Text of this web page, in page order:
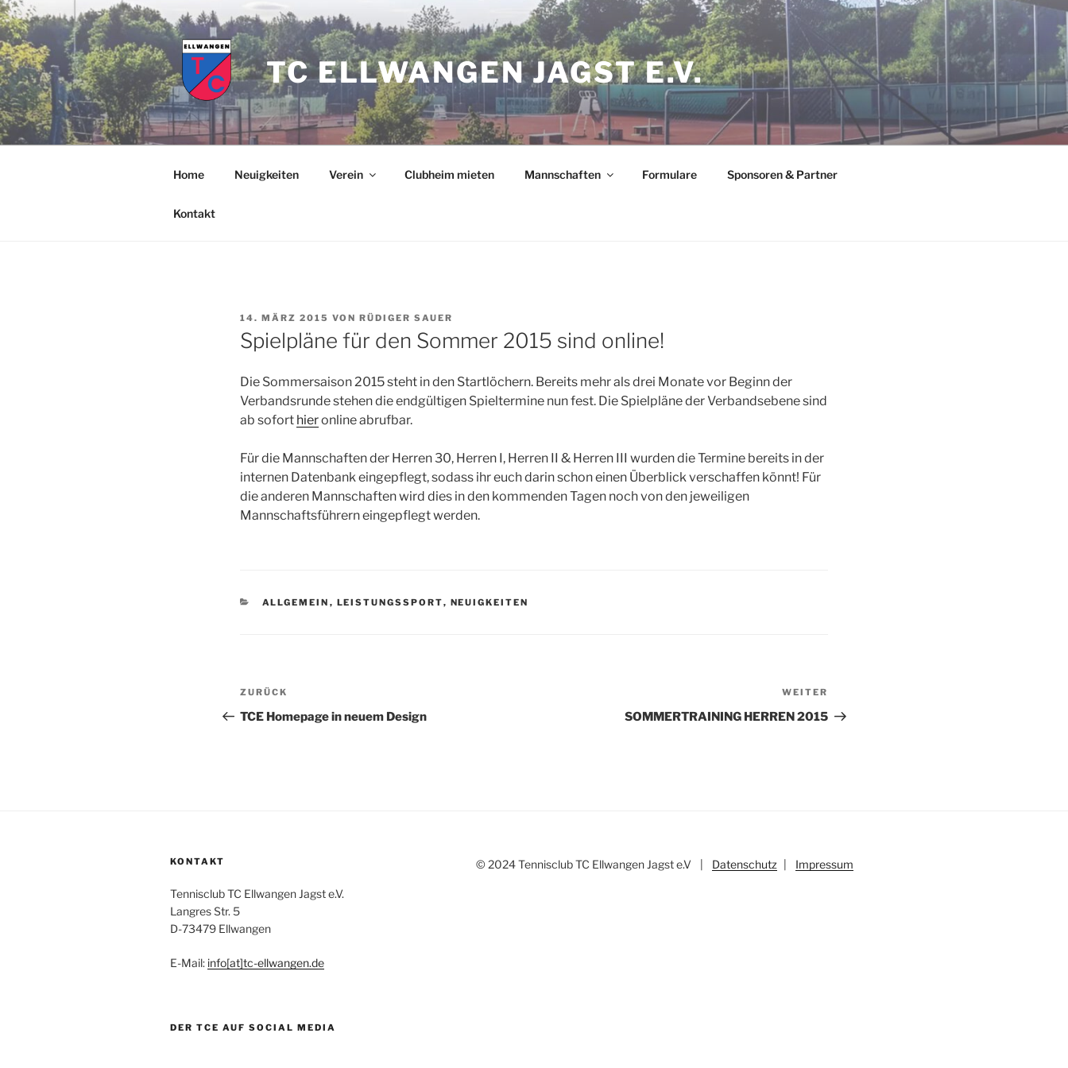
Zum
Inhalt
springen
TC ELLWANGEN JAGST E.V.
Home Neuigkeiten Verein Clubheim mieten Mannschaften Formulare Sponsoren & Partner
Kontakt
VERÖFFENTLICHT
AM
14. MÄRZ 2015 VON RÜDIGER SAUER
Spielpläne für den Sommer 2015 sind online!
Die Sommersaison 2015 steht in den Startlöchern. Bereits mehr als drei Monate vor Beginn der
Verbandsrunde stehen die endgültigen Spieltermine nun fest. Die Spielpläne der Verbandsebene sind
ab sofort hieronline abrufbar.
Für die Mannschaften der Herren 30, Herren I, Herren II & Herren III wurden die Termine bereits in der
internen Datenbank eingepflegt, sodass ihr euch darin schon einen Überblick verschaffen könnt! Für
die anderen Mannschaften wird dies in den kommenden Tagen noch von den jeweiligen
Mannschaftsführern eingepflegt werden.
KATEGORIEN
ALLGEMEIN , LEISTUNGSSPORT, NEUIGKEITEN
Beitragsnavigation
Vorheriger
Beitrag
ZURÜCK
TCE Homepage in neuem Design
Beitrag
WEITER
SOMMERTRAINING HERREN 2015
KONTAKT
Tennisclub TC Ellwangen Jagst e.V.
Langres Str. 5
D-73479 Ellwangen
E-Mail: info[at]tc-ellwangen.de
DER TCE AUF SOCIAL MEDIA
© 2024 Tennisclub TC Ellwangen Jagst e.V Datenschutz Impressum